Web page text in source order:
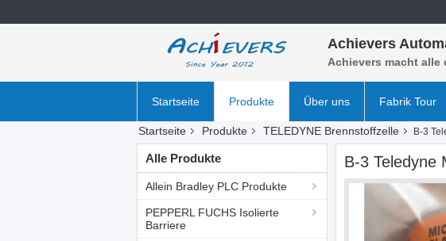
Achievers
Achievers macht alle
Startseite Produkte Über uns Fabrik Tour
Startseite Produkte TELEDYNE Brennstoffzelle B-3
Alle Produkte
Allein Bradley PLC Produkte
PEPPERL FUCHS Isolierte
Barriere
B-3 Teledyne